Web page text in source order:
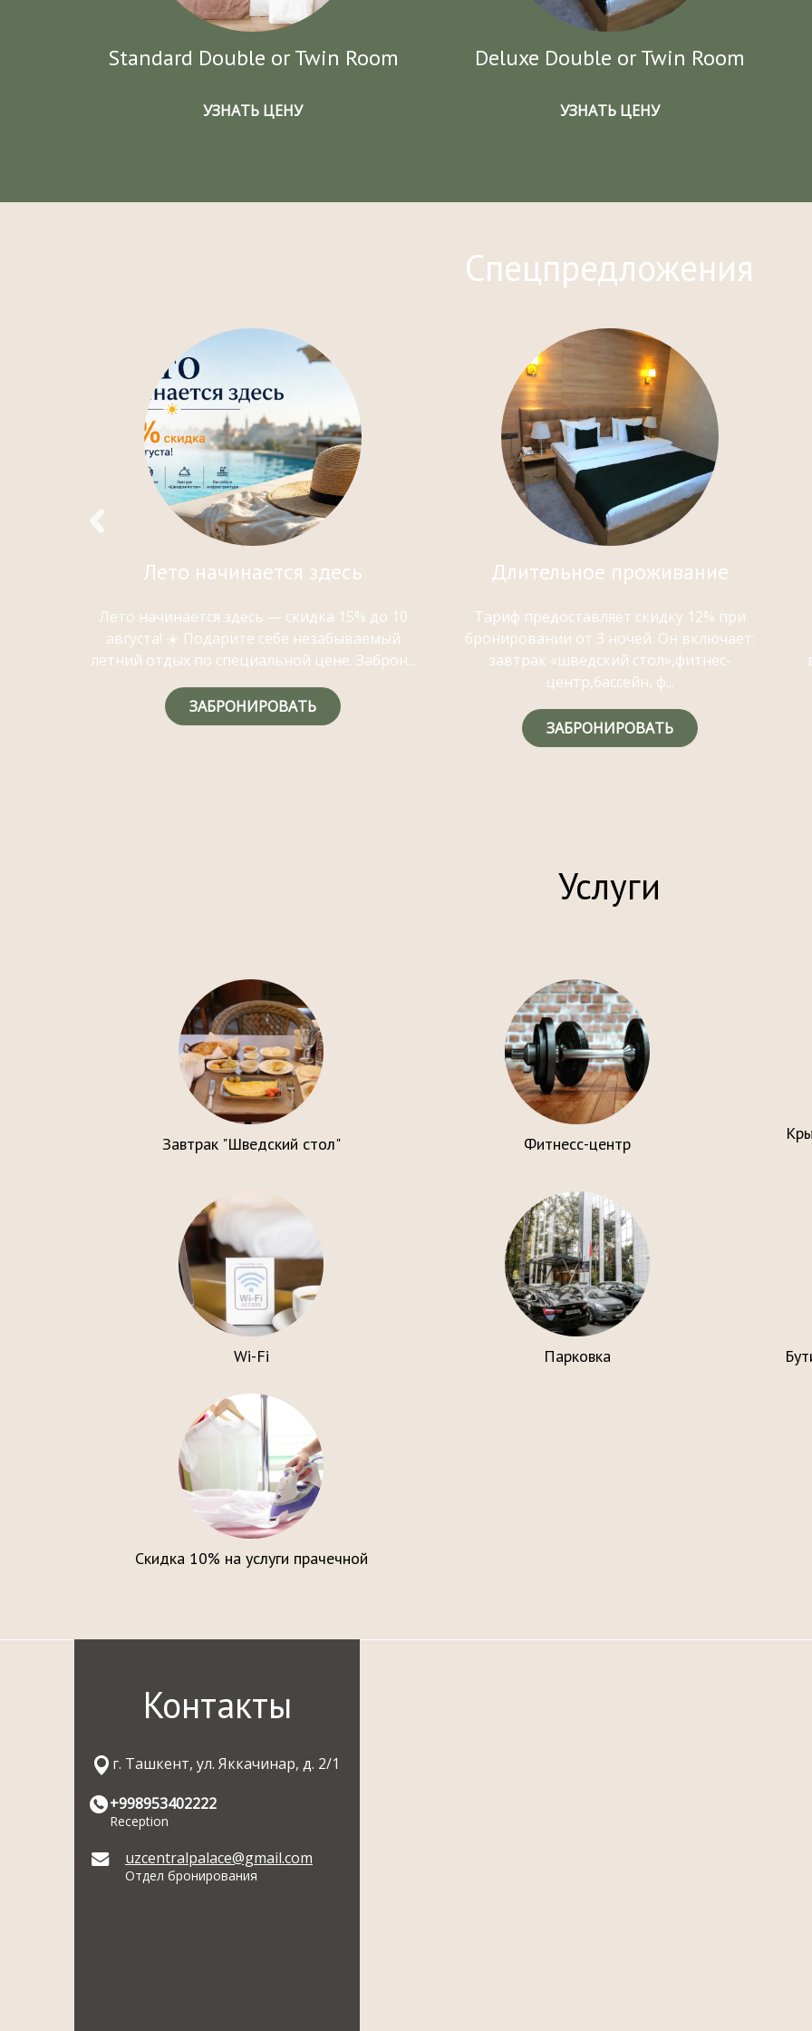
Standard Double or Twin Room
УЗНАТЬ ЦЕНУ
Deluxe Double or Twin Room
УЗНАТЬ ЦЕНУ
Спецпредложения
Лето начинается здесь
Лето начинается здесь — скидка 15% до 10
августа! ☀️ Подарите себе незабываемый
летний отдых по специальной цене. Заброн...
ЗАБРОНИРОВАТЬ
Длительное проживание
Тариф предоставляет скидку 12% при
бронировании от 3 ночей. Он включает:
завтрак «шведский стол»,фитнес-
центр,бассейн, ф...
ЗАБРОНИРОВАТЬ
Услуги
Завтрак "Шведский стол" Фитнесс-центр
Wi-Fi Парковка
Скидка 10% на услуги прачечной
Контакты
г. Ташкент, ул. Яккачинар, д. 2/1
+998953402222
Reception
uzcentralpalace@gmail.com
Отдел бронирования